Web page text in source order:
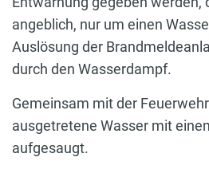
angeblich, nur um einen
Auslösung der
durch den Wasserdampf.
Gemeinsam mit der
ausgetretene Wasser mit
aufgesaugt.